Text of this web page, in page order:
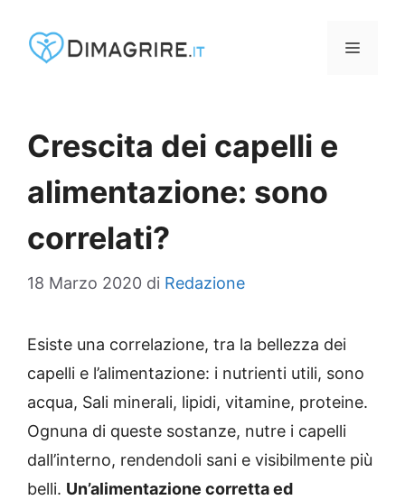
MENU
Crescita dei capelli e
alimentazione: sono
correlati?
18 Marzo 2020 di Redazione
Esiste una correlazione, tra la bellezza dei
capelli e l’alimentazione: i nutrienti utili, sono
acqua, Sali minerali, lipidi, vitamine, proteine.
Ognuna di queste sostanze, nutre i capelli
dall’interno, rendendoli sani e visibilmente più
belli. Un’alimentazione corretta ed